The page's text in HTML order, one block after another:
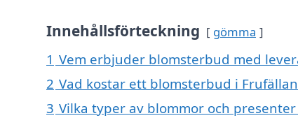
Innehållsförteckning gömma
1 Vem erbjuder blomsterbud med
2 Vad kostar ett blomsterbud i
3 Vilka typer av blommor och